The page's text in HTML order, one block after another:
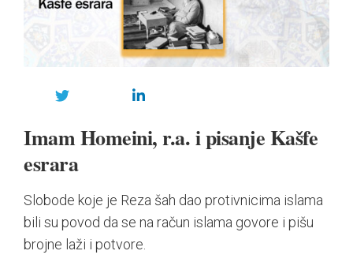
Imam Homeini, r.a. i pisanje Kašfe
esrara
Slobode koje je Reza šah dao protivnicima islama
bili su povod da se na račun islama govore i pišu
brojne laži i potvore.